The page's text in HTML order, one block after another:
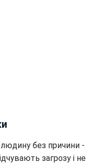
без причини -
загрозу і не